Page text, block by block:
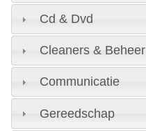
Cd & Dvd
Cleaners & Beheer
Communicatie
Gereedschap